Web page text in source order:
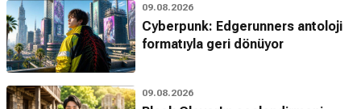
09.08.2026
Cyberpunk: Edgerunners antoloji
formatıyla geri dönüyor
09.08.2026